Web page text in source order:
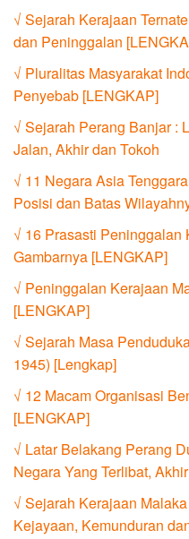
√ Sejarah Kerajaan
dan Peninggalan
√ Pluralitas Masyarakat
Penyebab [LENGKAP]
√ Sejarah Perang Banjar :
Jalan, Akhir dan Tokoh
√ 11 Negara Asia
Posisi dan Batas
√ 16 Prasasti Peninggalan
Gambarnya [LENGKAP]
√ Peninggalan Kerajaan
[LENGKAP]
√ Sejarah Masa
1945) [Lengkap]
√ 12 Macam Organisasi
[LENGKAP]
√ Latar Belakang Perang
Negara Yang Terlibat,
√ Sejarah Kerajaan
Kejayaan, Kemunduran